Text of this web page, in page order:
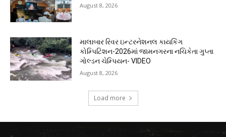
August 8, 2026
માલાબાર રિવર ઇન્ટરનેશનલ કાયકિંગ
કોમ્પિટિશન-2026માં જામનગરના નચિકેતા ગુપ્તા
ગોલ્ડન ચેમ્પિયન- VIDEO
August 8, 2026
Load more